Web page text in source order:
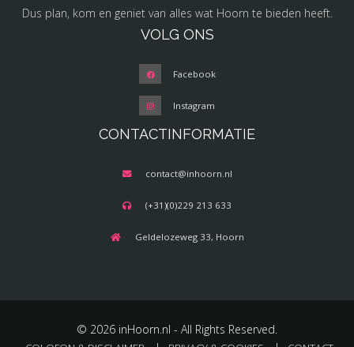
Dus plan, kom en geniet van alles wat Hoorn te bieden heeft.
VOLG ONS
Facebook
Instagram
CONTACTINFORMATIE
contact@inhoorn.nl
(+31)(0)229 213 633
Geldelozeweg 33, Hoorn
© 2026 inHoorn.nl - All Rights Reserved.